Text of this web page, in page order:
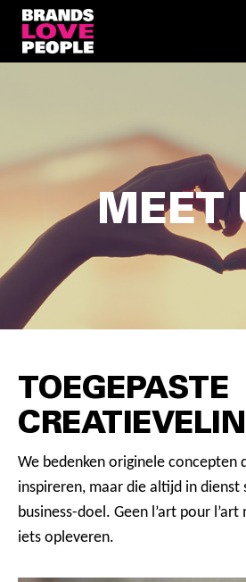
MEET
TOEGEPASTE
We bedenken originele concepten
inspireren, maar die altijd in dienst
business-doel. Geen l’art pour
iets opleveren.